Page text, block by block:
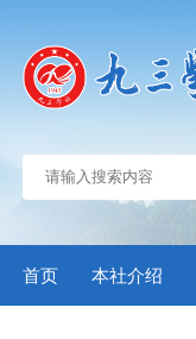
首页 本社介绍